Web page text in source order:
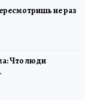
не раз
Что люди